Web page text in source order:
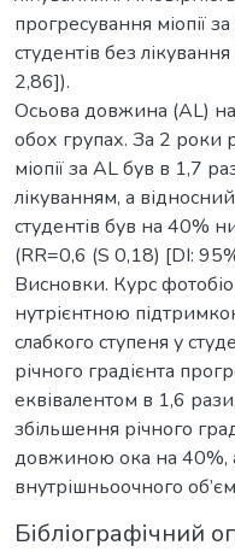
прогресування міопії
студентів без
2,86]).
Осьова довжина (AL) на
обох групах. За 2 роки
міопії за AL був в 1,7
лікуванням, а
студентів був на 40%
(RR=0,6 (S 0,18) [DI:
Висновки. Курс
нутрієнтною
слабкого ступеня у
річного градієнта
еквівалентом в 1,6
збільшення річного
довжиною ока на 40%,
внутрішньоочного
Бібліографічний